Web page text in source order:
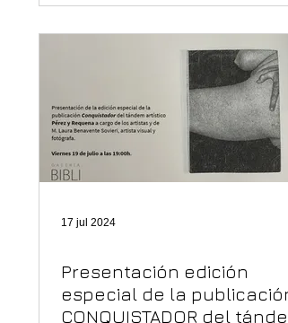
17 jul 2024
Presentación edición
especial de la
CONQUISTADOR del